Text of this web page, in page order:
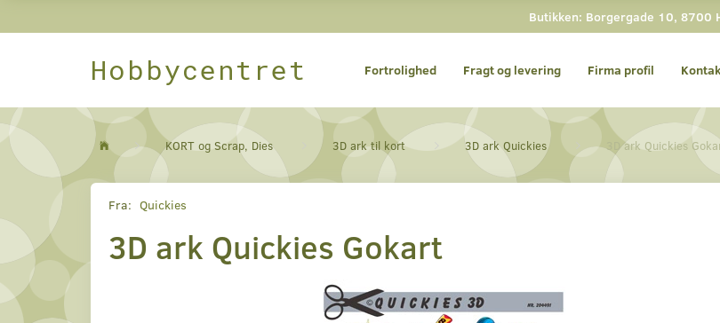
Butikken: Borgergade 10, 8700
Hobbycentret Fortrolighed Fragt og levering Firma profil
KORT og Scrap, Dies 3D ark til kort 3D ark Quickies 3D ark Quickies
Fra: Quickies
3D ark Quickies Gokart